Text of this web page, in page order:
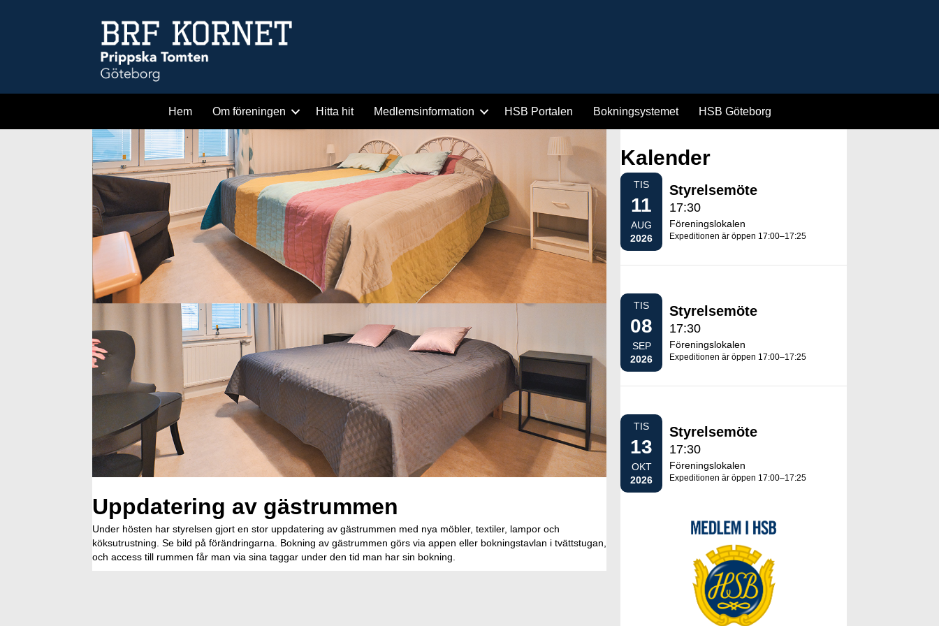
Hem Om föreningen Hitta hit Medlemsinformation HSB Portalen Bokningsystemet HSB Göteborg
Uppdatering av gästrummen
Under hösten har styrelsen gjort en stor uppdatering av gästrummen med nya möbler, textiler, lampor och
köksutrustning. Se bild på förändringarna. Bokning av gästrummen görs via appen eller bokningstavlan i tvättstugan,
och access till rummen får man via sina taggar under den tid man har sin bokning.
Kalender
TIS
11
AUG
2026
Styrelsemöte
17:30
Föreningslokalen
Expeditionen är öppen 17:00–17:25
TIS
08
SEP
2026
Styrelsemöte
17:30
Föreningslokalen
Expeditionen är öppen 17:00–17:25
TIS
13
OKT
2026
Styrelsemöte
17:30
Föreningslokalen
Expeditionen är öppen 17:00–17:25